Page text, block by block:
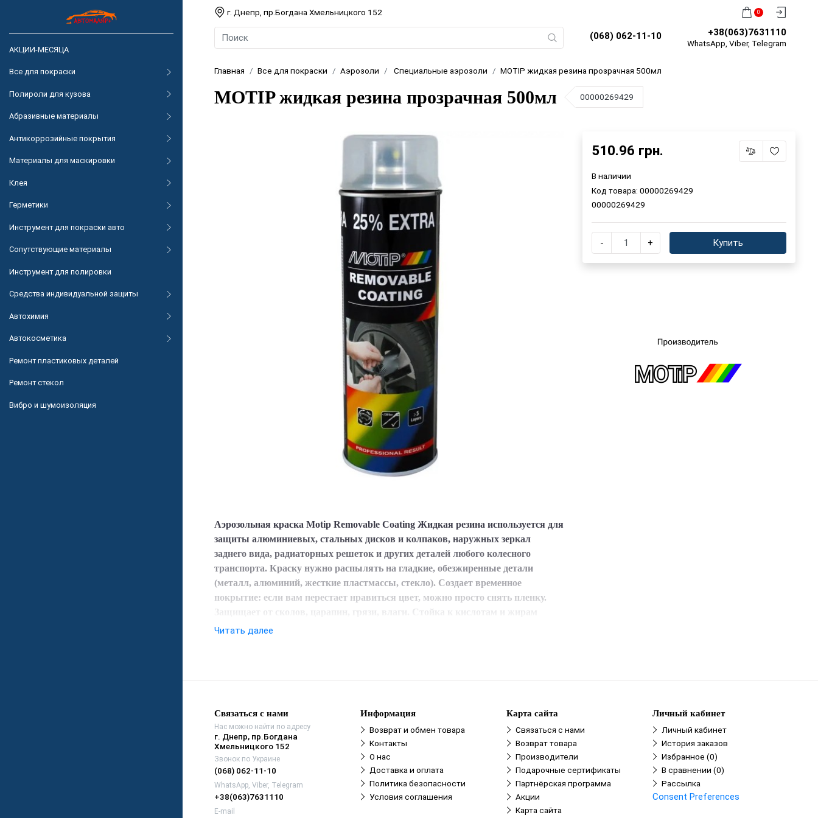
АКЦИИ-МЕСЯЦА
Все для покраски
Полироли для кузова
Абразивные материалы
Антикоррозийные покрытия
Материалы для маскировки
Клея
Герметики
Инструмент для покраски авто
Сопутствующие материалы
Инструмент для полировки
Средства индивидуальной защиты
Автохимия
Автокосметика
Ремонт пластиковых деталей
Ремонт стекол
Вибро и шумоизоляция
г. Днепр, пр.Богдана Хмельницкого 152
(068) 062-11-10
0
+38(063)7631110
WhatsApp, Viber, Telegram
Главная Все для покраски Аэрозоли Специальные аэрозоли MOTIP жидкая резина прозрачная 500мл
MOTIP жидкая резина прозрачная 500мл 00000269429
Выберите язык магазина
UA RU
Аэрозольная краска Motip Removable Сoating Жидкая резина используется для
защиты алюминиевых, стальных дисков и колпаков, наружных зеркал
заднего вида, радиаторных решеток и других деталей любого колесного
транспорта. Краску нужно распылять на гладкие, обезжиренные детали
(металл, алюминий, жесткие пластмассы, стекло). Создает временное
покрытие: если вам перестает нравиться цвет, можно просто снять пленку.
Защищает от сколов, царапин, грязи, влаги. Стойка к кислотам и жирам
Читать далее
510.96 грн.
В наличии
Код товара: 00000269429
00000269429
- + Купить
Связаться с нами
Нас можно найти по адресу
г. Днепр, пр.Богдана
Хмельницкого 152
Звонок по Украине
(068) 062-11-10
WhatsApp, Viber, Telegram
+38(063)7631110
E-mail
Информация
Возврат и обмен товара
Контакты
О нас
Доставка и оплата
Политика безопасности
Условия соглашения
Карта сайта
Связаться с нами
Возврат товара
Производители
Подарочные сертификаты
Партнёрская программа
Акции
Карта сайта
Личный кабинет
Личный кабинет
История заказов
Избранное (0)
В сравнении (0)
Рассылка
Consent Preferences